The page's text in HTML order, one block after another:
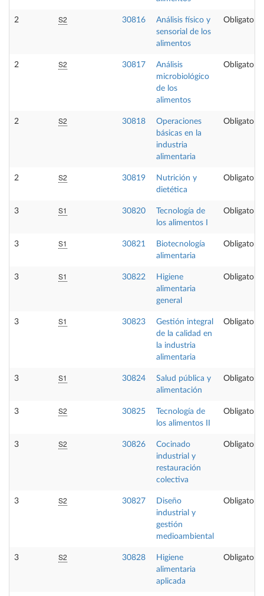
2 S2 30816
Análisis físico y
sensorial de los
alimentos
Obligatoria
2 S2 30817
Análisis
microbiológico
de los
alimentos
Obligatoria
2 S2 30818
Operaciones
básicas en la
industria
alimentaria
Obligatoria
2 S2 30819
Nutrición y
dietética
Obligatoria
3 S1 30820
Tecnología de
los alimentos I
Obligatoria
3 S1 30821
Biotecnología
alimentaria
Obligatoria
3 S1 30822
Higiene
alimentaria
general
Obligatoria
3 S1 30823
Gestión integral
de la calidad en
la industria
alimentaria
Obligatoria
3 S1 30824
Salud pública y
alimentación
Obligatoria
3 S2 30825
Tecnología de
los alimentos II
Obligatoria
3 S2 30826
Cocinado
industrial y
restauración
colectiva
Obligatoria
3 S2 30827
Diseño
industrial y
gestión
medioambiental
Obligatoria
3 S2 30828
Higiene
alimentaria
aplicada
Obligatoria